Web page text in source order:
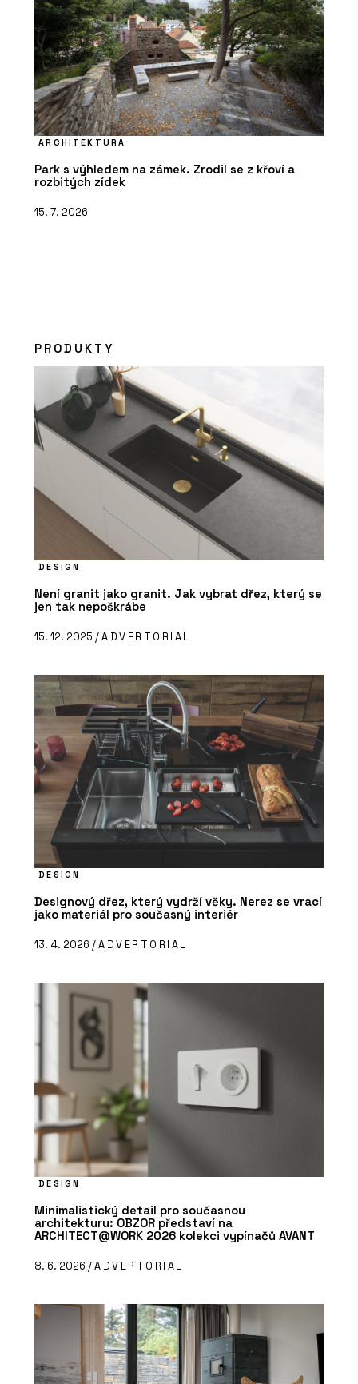
ARCHITEKTURA
Park s výhledem na zámek. Zrodil se z křoví a
rozbitých zídek
15. 7. 2026
PRODUKTY
DESIGN
Není granit jako granit. Jak vybrat dřez, který se
jen tak nepoškrábe
15. 12. 2025 /ADVERTORIAL
DESIGN
Designový dřez, který vydrží věky. Nerez se vrací
jako materiál pro současný interiér
13. 4. 2026 /ADVERTORIAL
DESIGN
Minimalistický detail pro současnou
architekturu: OBZOR představí na
ARCHITECT@WORK 2026 kolekci vypínačů AVANT
8. 6. 2026 /ADVERTORIAL